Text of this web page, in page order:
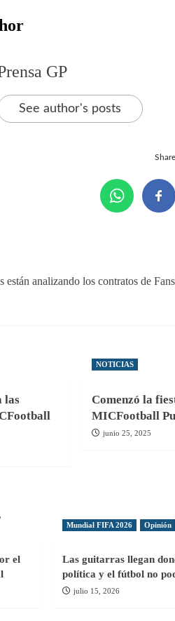
GP
See author's posts
están analizando los contratos de Fans
las
NOTICIAS
Comenzó la
MICFootball
junio 25, 2025
el
Mundial FIFA 2026 Opinión
Las guitarras llegan
política y el fútbol no
julio 15, 2026